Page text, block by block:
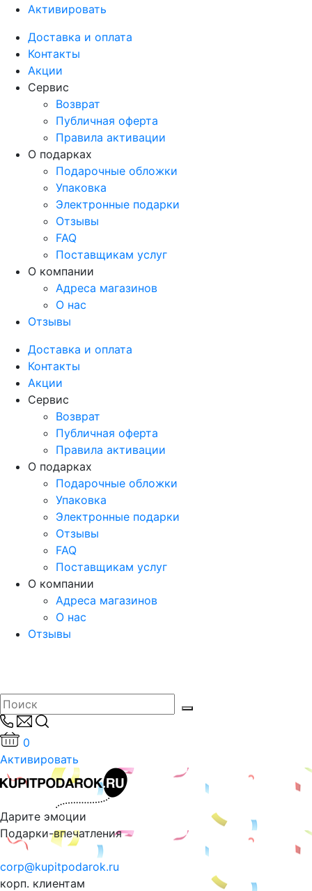
Активировать
Доставка и оплата
Контакты
Акции
Сервис
Возврат
Публичная оферта
Правила активации
О подарках
Подарочные обложки
Упаковка
Электронные подарки
Отзывы
FAQ
Поставщикам услуг
О компании
Адреса магазинов
О нас
Отзывы
Доставка и оплата
Контакты
Акции
Сервис
Возврат
Публичная оферта
Правила активации
О подарках
Подарочные обложки
Упаковка
Электронные подарки
Отзывы
FAQ
Поставщикам услуг
О компании
Адреса магазинов
О нас
Отзывы
0
Активировать
Дарите эмоции
Подарки-впечатления
corp@kupitpodarok.ru
корп. клиентам